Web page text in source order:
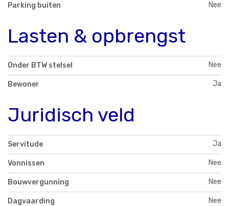
Parking buiten Nee
Lasten & opbrengst
Onder BTW stelsel Nee
Bewoner Ja
Juridisch veld
Servitude Ja
Vonnissen Nee
Bouwvergunning Nee
Dagvaarding Nee